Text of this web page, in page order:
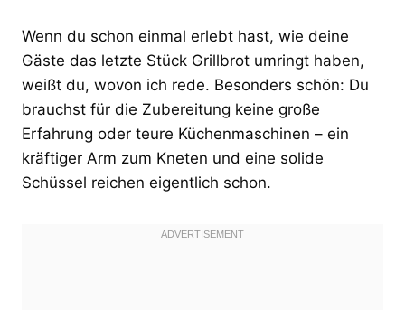
Wenn du schon einmal erlebt hast, wie deine
Gäste das letzte Stück Grillbrot umringt haben,
weißt du, wovon ich rede. Besonders schön: Du
brauchst für die Zubereitung keine große
Erfahrung oder teure Küchenmaschinen – ein
kräftiger Arm zum Kneten und eine solide
Schüssel reichen eigentlich schon.